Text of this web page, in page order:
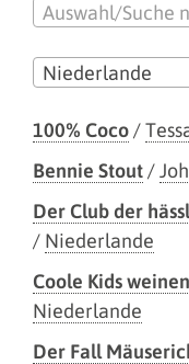
Auswahl/Suche
Niederlande
100% Coco/
Bennie Stout/
Der Club der
/ Niederlande
Coole Kids
Niederlande
Der Fall